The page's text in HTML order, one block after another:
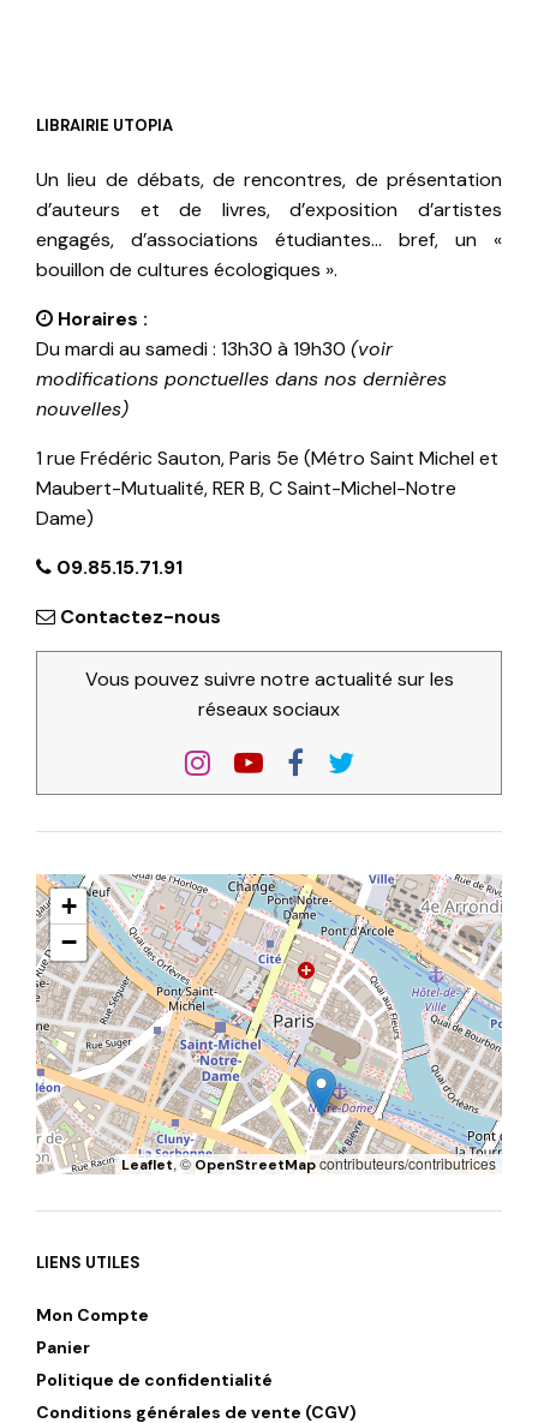
LIBRAIRIE UTOPIA
Un lieu de débats, de rencontres, de présentation
d’auteurs et de livres, d’exposition d’artistes
engagés, d’associations étudiantes… bref, un «
bouillon de cultures écologiques ».
Horaires :
Du mardi au samedi : 13h30 à 19h30 (voir
modifications ponctuelles dans nos dernières
nouvelles)
1 rue Frédéric Sauton, Paris 5e (Métro Saint Michel et
Maubert-Mutualité, RER B, C Saint-Michel-Notre
Dame)
09.85.15.71.91
Contactez-nous
Vous pouvez suivre notre actualité sur les
réseaux sociaux
+
−
Leaflet, ©OpenStreetMapcontributeurs/contributrices
LIENS UTILES
Mon Compte
Panier
Politique de confidentialité
Conditions générales de vente (CGV)